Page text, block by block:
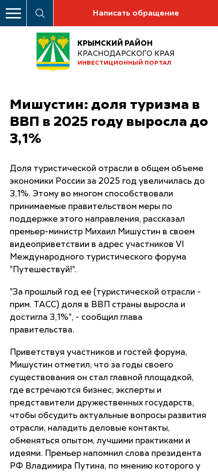
Написать обращение
КРЫМСКИЙ РАЙОН
КРАСНОДАРСКОГО КРАЯ
ИНВЕСТИЦИОННЫЙ ПОРТАЛ
Мишустин: доля туризма в
ВВП в 2025 году выросла до
3,1%
Доля туристической отрасли в общем объеме
экономики России за 2025 год увеличилась до
3,1%. Этому во многом способствовали
принимаемые правительством меры по
поддержке этого направления, рассказал
премьер-министр Михаил Мишустин в своем
видеоприветствии в адрес участников VI
Международного туристического форума
"Путешествуй!".
"За прошлый год ее (туристической отрасли -
прим. ТАСС) доля в ВВП страны выросла и
достигла 3,1%", - сообщил глава
правительства.
Приветствуя участников и гостей форума,
Мишустин отметил, что за годы своего
существования он стал главной площадкой,
где встречаются бизнес, эксперты и
представители дружественных государств,
чтобы обсудить актуальные вопросы развития
отрасли, наладить деловые контакты,
обменяться опытом, лучшими практиками и
идеями. Премьер напомнил слова президента
РФ Владимира Путина, по мнению которого у